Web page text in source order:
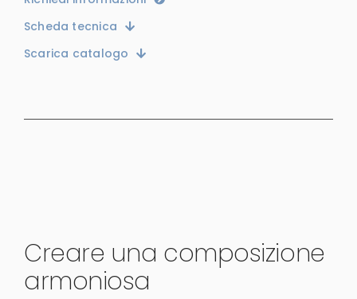
Scheda tecnica
Scarica catalogo
Creare una composizione
armoniosa